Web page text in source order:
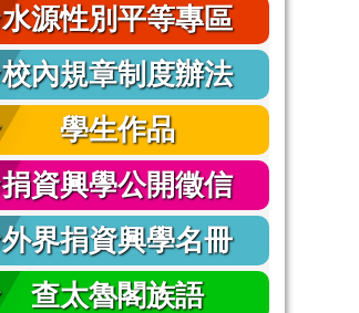
水源性別平等專區
校內規章制度辦法
學生作品
捐資興學公開徵信
外界捐資興學名冊
查太魯閣族語